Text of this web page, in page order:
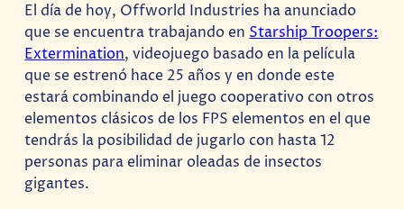
El día de hoy, Offworld Industries ha anunciado
que se encuentra trabajando enStarship Troopers:
Extermination, videojuego basado en la película
que se estrenó hace 25 años y en donde este
estará combinando el juego cooperativo con otros
elementos clásicos de los FPS elementos en el que
tendrás la posibilidad de jugarlo con hasta 12
personas para eliminar oleadas de insectos
gigantes.